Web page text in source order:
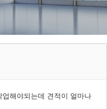
해야되는데 견적이 얼마나